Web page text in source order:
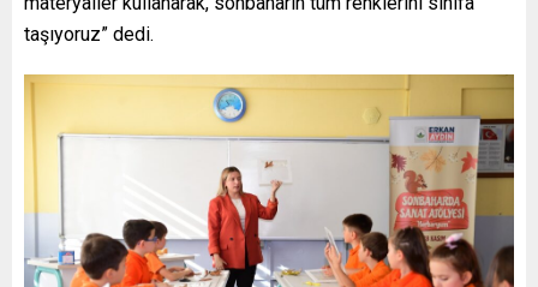
taşıyoruz” dedi.